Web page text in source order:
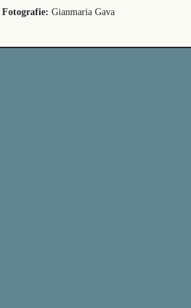
Fotografie: Gianmaria Gava